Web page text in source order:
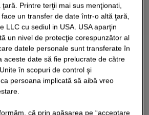
Printre terţii mai sus menţionati,
un transfer de date într-o altă ţară,
LLC cu sediul in USA. USA aparţin
un nivel de protecţie corespunzător al
datele personale sunt transferate în
aceste date să fie prelucrate de către
în scopuri de control şi
persoana implicată să aibă vreo
că prin apăsarea pe “acceptare